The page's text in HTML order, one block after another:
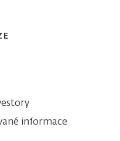
informace